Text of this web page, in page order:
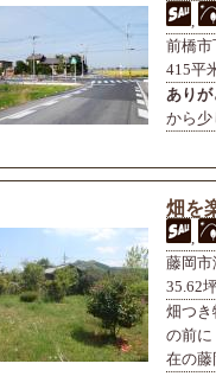
,
前橋市
415平
ありが
から少
畑を
,
藤岡市
35.62
畑つき
の前に
在の藤